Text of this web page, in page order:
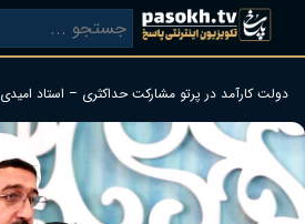
دولت کارآمد در پرتو مشارکت حداکثری – استاد امیدی